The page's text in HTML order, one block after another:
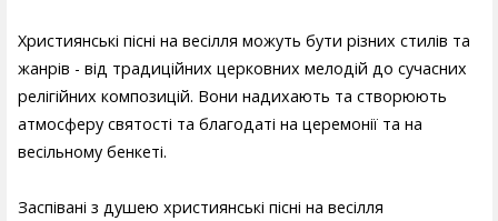
Християнські пісні на весілля можуть бути різних стилів та
жанрів - від традиційних церковних мелодій до сучасних
релігійних композицій. Вони надихають та створюють
атмосферу святості та благодаті на церемонії та на
весільному бенкеті.
Заспівані з душею християнські пісні на весілля